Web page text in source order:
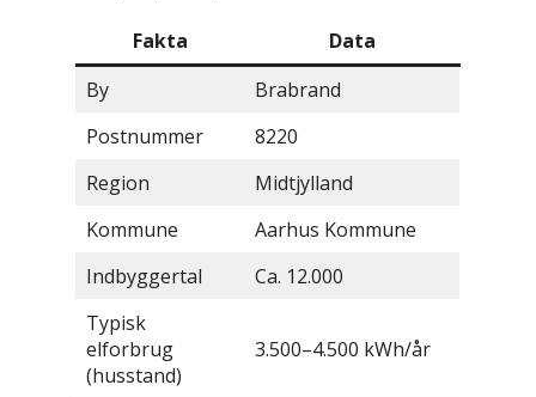
Fakta
Data
By
Brabrand
Postnummer
8220
Region
Midtjylland
Kommune
Aarhus Kommune
Indbyggertal
Ca. 12.000
Typisk
elforbrug
(husstand)
3.500–4.500 kWh/år